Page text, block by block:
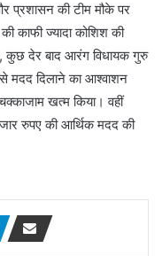
प्रशासन की टीम मौके पर
काफी ज्यादा कोशिश की
कुछ देर बाद आरंग विधायक गुरु
मदद दिलाने का आश्वाशन
खत्म किया। वहीं
रुपए की आर्थिक मदद की